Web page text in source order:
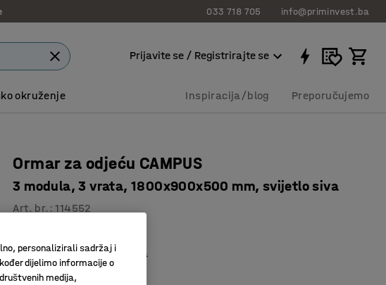
033 718 705 info@priminvest.ba
Prijavite se / Registrirajte se
okruženje Inspiracija/blog Preporučujemo
Ormar za odjeću CAMPUS
3 modula, 3 vrata, 1800x900x500 mm, svijetlo siva
Art. br. :114552
Prečka za odjeću i polica
S postoljem
personalizirali sadržaj i
dijelimo informacije o
medija,